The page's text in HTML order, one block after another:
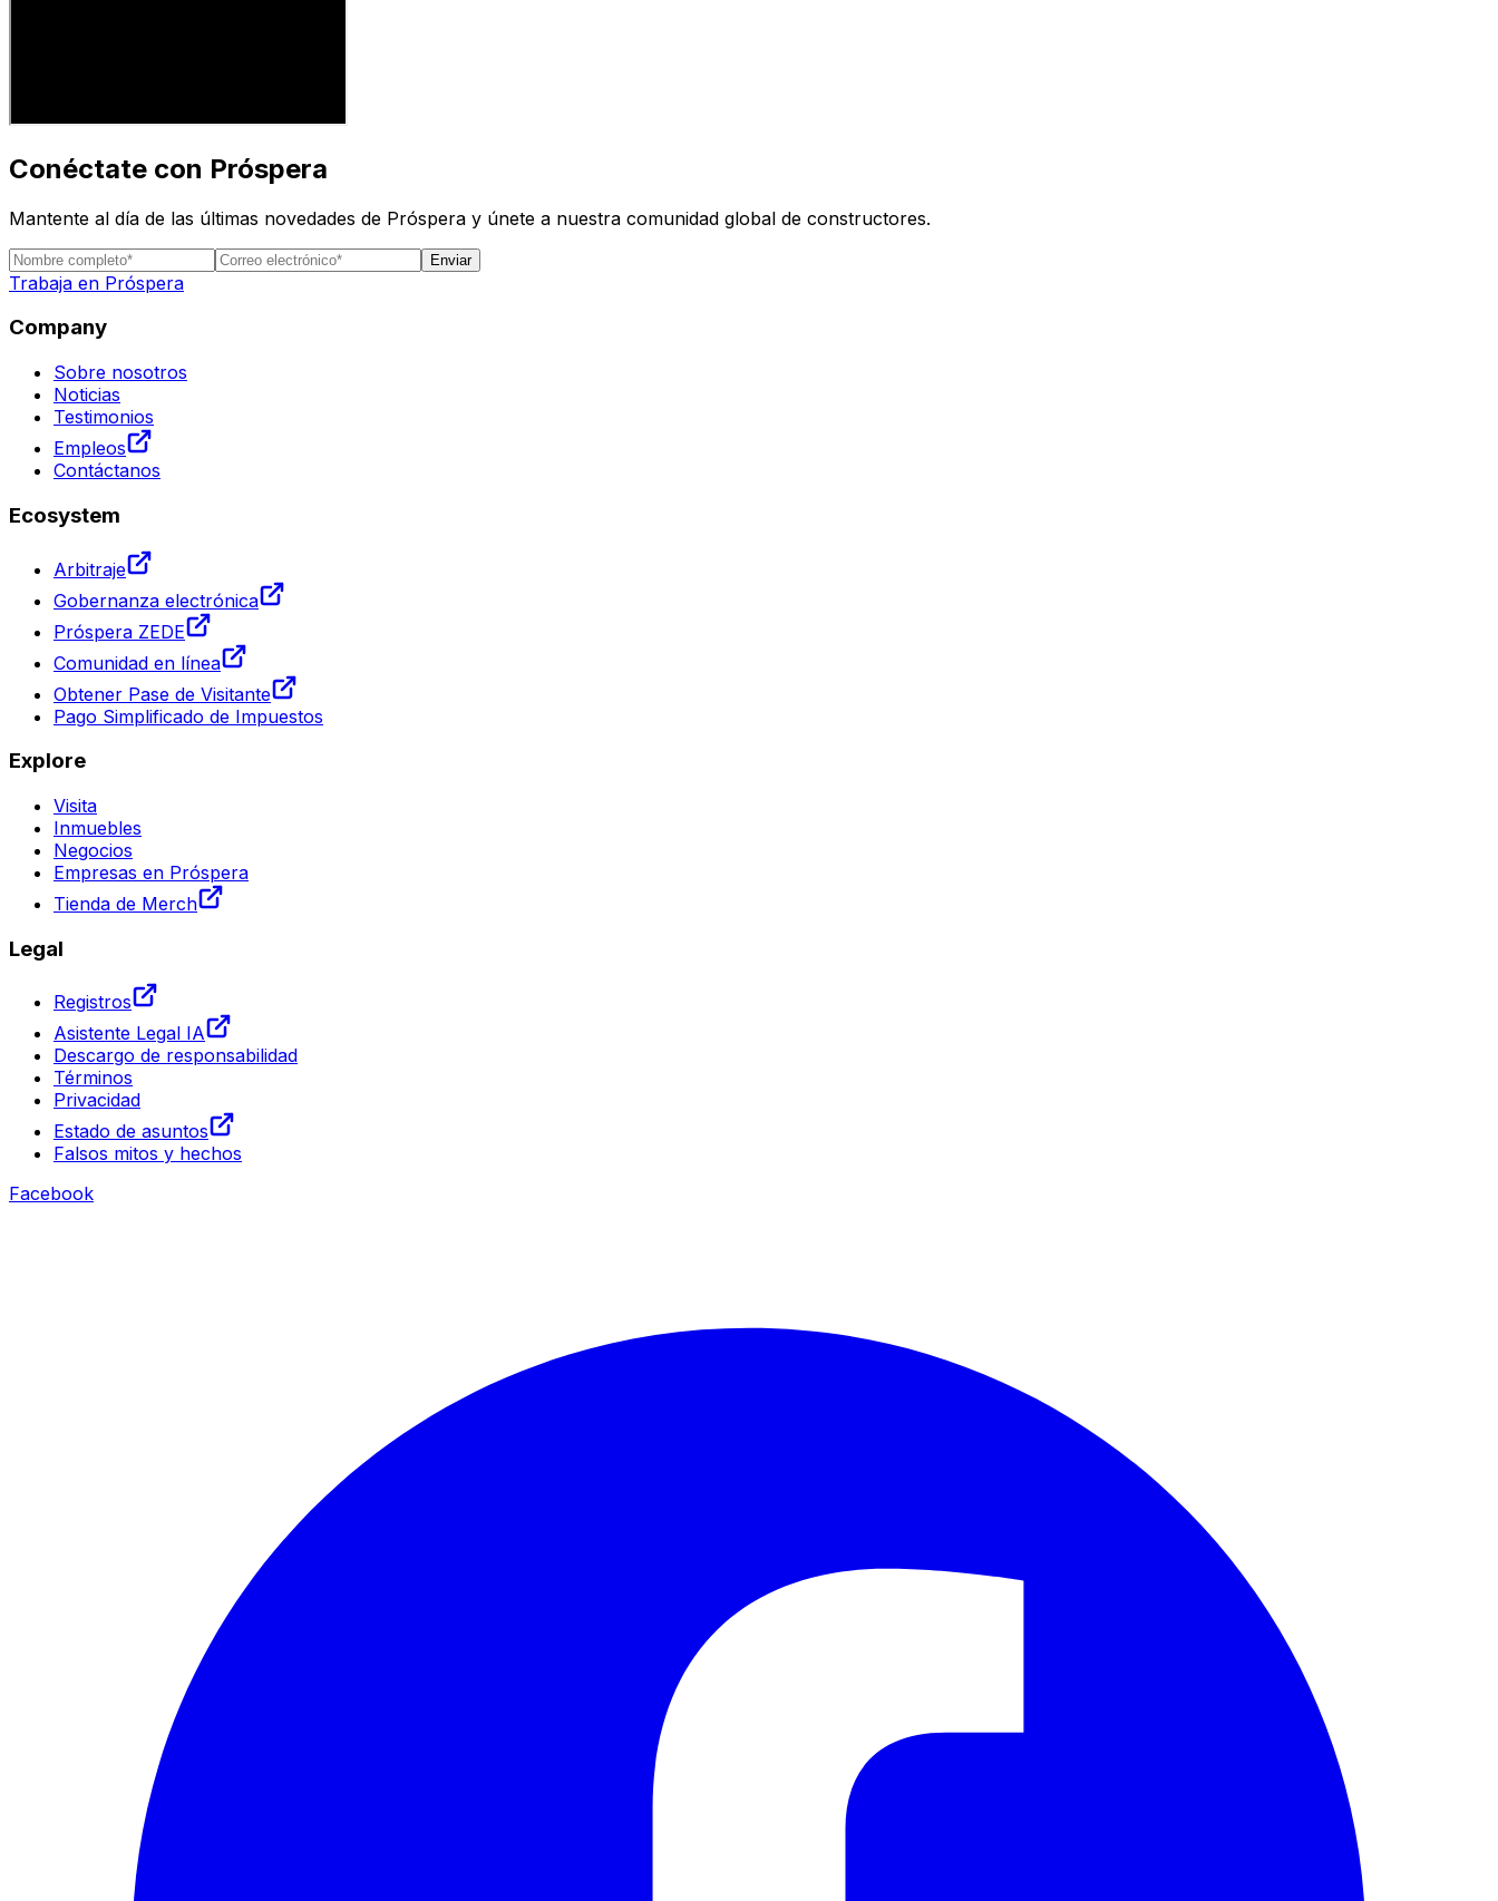
Conéctate con Próspera
Mantente al día de las últimas novedades de Próspera y únete a nuestra comunidad global de constructores.
Enviar
Trabaja en Próspera
Company
Sobre nosotros
Noticias
Testimonios
Empleos
Contáctanos
Ecosystem
Arbitraje
Gobernanza electrónica
Próspera ZEDE
Comunidad en línea
Obtener Pase de Visitante
Pago Simplificado de Impuestos
Explore
Visita
Inmuebles
Negocios
Empresas en Próspera
Tienda de Merch
Legal
Registros
Asistente Legal IA
Descargo de responsabilidad
Términos
Privacidad
Estado de asuntos
Falsos mitos y hechos
Facebook